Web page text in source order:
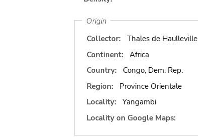
Origin
Collector:
Thales de Haulleville
Continent:
Africa
Country:
Congo, Dem. Rep.
Region:
Province Orientale
Locality:
Yangambi
Locality on Google Maps: